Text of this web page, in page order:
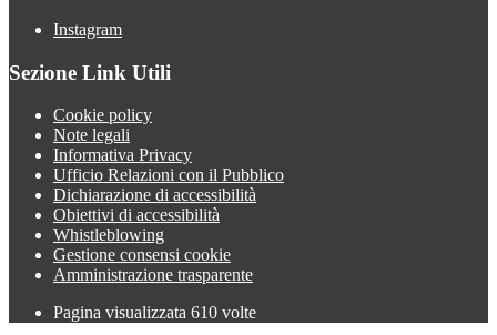
Instagram
Sezione Link Utili
Cookie policy
Note legali
Informativa Privacy
Ufficio Relazioni con il Pubblico
Dichiarazione di accessibilità
Obiettivi di accessibilità
Whistleblowing
Gestione consensi cookie
Amministrazione trasparente
Pagina visualizzata 610 volte